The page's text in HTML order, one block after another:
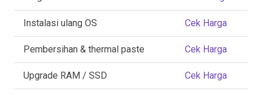
Instalasi ulang OS Cek Harga
Pembersihan & thermal paste Cek Harga
Upgrade RAM / SSD Cek Harga